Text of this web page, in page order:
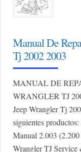
Manual De
Tj 2002 2003
MANUAL DE
WRANGLER TJ
Jeep Wrangler Tj
siguientes
Manual 2.003
Wrangler TJ